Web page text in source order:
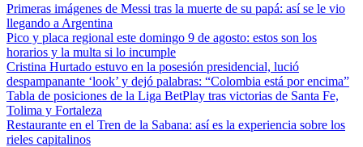
Primeras imágenes de Messi tras la muerte de su papá: así se le vio
llegando a Argentina
Pico y placa regional este domingo 9 de agosto: estos son los
horarios y la multa si lo incumple
Cristina Hurtado estuvo en la posesión presidencial, lució
despampanante ‘look’ y dejó palabras: “Colombia está por encima”
Tabla de posiciones de la Liga BetPlay tras victorias de Santa Fe,
Tolima y Fortaleza
Restaurante en el Tren de la Sabana: así es la experiencia sobre los
rieles capitalinos